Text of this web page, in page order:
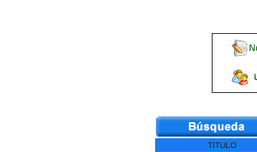
TITULO